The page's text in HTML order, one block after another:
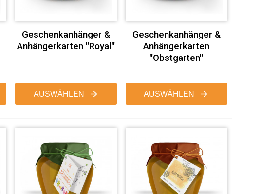
Geschenkanhänger &
Anhängerkarten "Royal"
AUSWÄHLEN
Geschenkanhänger &
Anhängerkarten
"Obstgarten"
AUSWÄHLEN